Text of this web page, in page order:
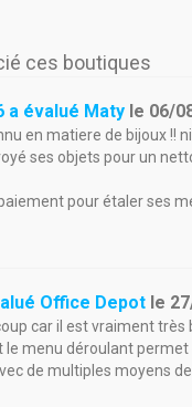
ces boutiques
a évalué Maty le 06/
en matiere de bijoux !!
ses objets pour un
pour étaler ses
Office Depot le
car il est vraiment
menu déroulant
de multiples moyens